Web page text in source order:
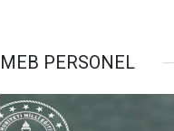
MEB PERSONEL